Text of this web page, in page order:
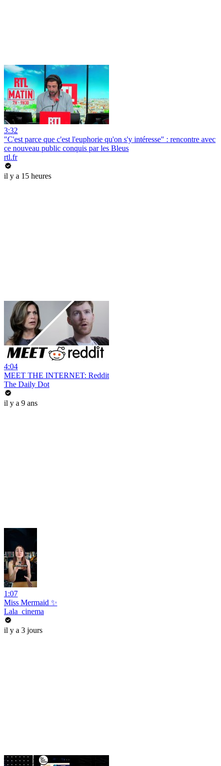
3:32
"C'est parce que c'est l'euphorie qu'on s'y intéresse" : rencontre avec
ce nouveau public conquis par les Bleus
rtl.fr
il y a 15 heures
4:04
MEET THE INTERNET: Reddit
The Daily Dot
il y a 9 ans
1:07
Miss Mermaid ✨
Lala_cinema
il y a 3 jours